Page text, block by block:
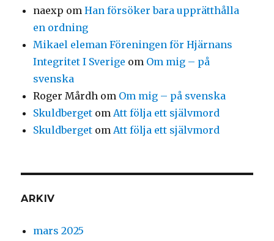
naexp omHan försöker bara upprätthålla
en ordning
Mikael eleman Föreningen för Hjärnans
Integritet I Sverige om Om mig – på
svenska
Roger Mårdh om Om mig – på svenska
Skuldberget omAtt följa ett självmord
Skuldberget omAtt följa ett självmord
ARKIV
mars 2025